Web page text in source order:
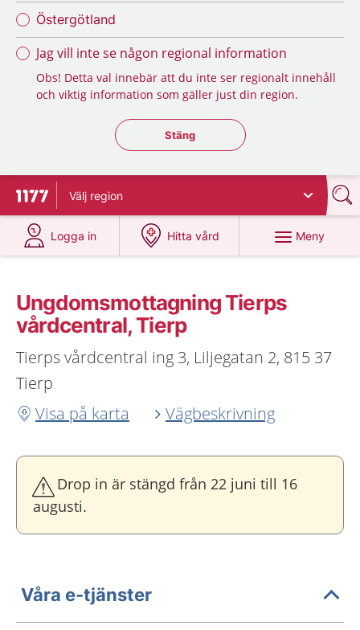
Östergötland
Jag vill inte se någon regional information
Obs! Detta val innebär att du inte ser regionalt innehåll
och viktig information som gäller just din region.
Stäng regionsväljaren
Stäng
Till startsidan för 1177
Välj region
Logga in
på 1177.se
Hitta vård
på 1177.se
Meny
Ungdoms­mottagning Tierps
vårdcentral, Tierp
Tierps vårdcentral ing 3, Liljegatan 2, 815 37
Tierp
Visa på karta
Vägbeskrivning
Drop in är stängd från 22 juni till 16
augusti.
Våra e-tjänster